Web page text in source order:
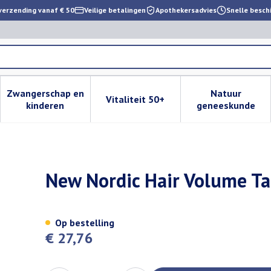
vanaf € 50 Veilige betalingen Apothekersadvies Snelle
verzorging en hygiëne categorie
voor Dieet, voeding en vitamines categorie
Zwangerschap en
kinderenToon submenu voor Zwangerschap en kinderen
Vitaliteit 50+Toon submenu voor Vitaliteit
Natuur
geneeskunde
Toon
New Nordic Hair Volume
€ 27,76
Op bestelling